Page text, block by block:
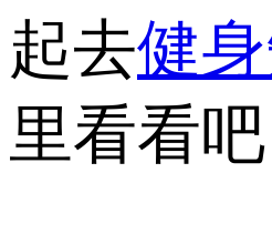
起去健
里看看吧